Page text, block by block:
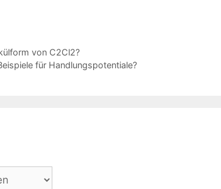
von C2Cl2?
für Handlungspotentiale?